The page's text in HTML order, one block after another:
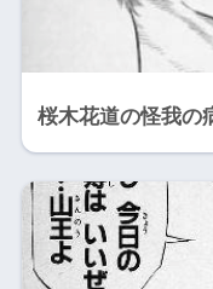
桜木花道の怪我の